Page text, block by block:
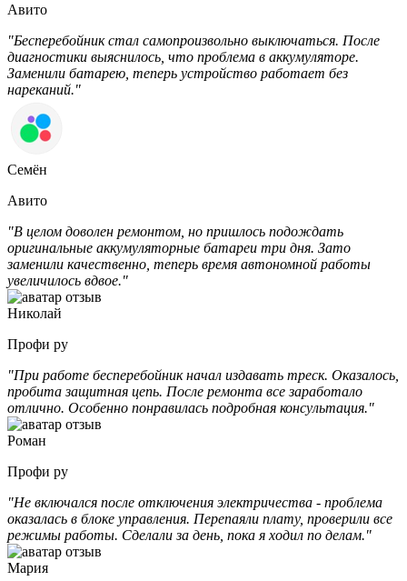
Авито
"Бесперебойник стал самопроизвольно выключаться. После
диагностики выяснилось, что проблема в аккумуляторе.
Заменили батарею, теперь устройство работает без
нареканий."
Семён
Авито
"В целом доволен ремонтом, но пришлось подождать
оригинальные аккумуляторные батареи три дня. Зато
заменили качественно, теперь время автономной работы
увеличилось вдвое."
Николай
Профи ру
"При работе бесперебойник начал издавать треск. Оказалось,
пробита защитная цепь. После ремонта все заработало
отлично. Особенно понравилась подробная консультация."
Роман
Профи ру
"Не включался после отключения электричества - проблема
оказалась в блоке управления. Перепаяли плату, проверили все
режимы работы. Сделали за день, пока я ходил по делам."
Мария